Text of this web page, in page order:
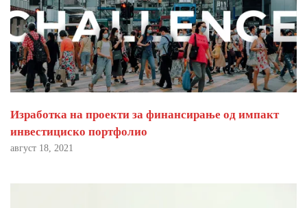
Изработка на проекти за финансирање од импакт
инвестициско портфолио
август 18, 2021